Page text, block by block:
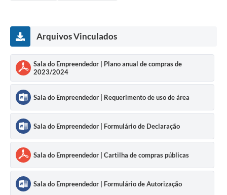
Arquivos Vinculados
Sala do Empreendedor | Plano anual de compras de
2023/2024
Sala do Empreendedor | Requerimento de uso de área
Sala do Empreendedor | Formulário de Declaração
Sala do Empreendedor | Cartilha de compras públicas
Sala do Empreendedor | Formulário de Autorização